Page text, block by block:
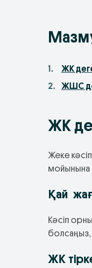
ЖК
ЖШС
ЖК
Жеке
мойынына
Қай
Кәсіп
болсаңыз,
ЖК